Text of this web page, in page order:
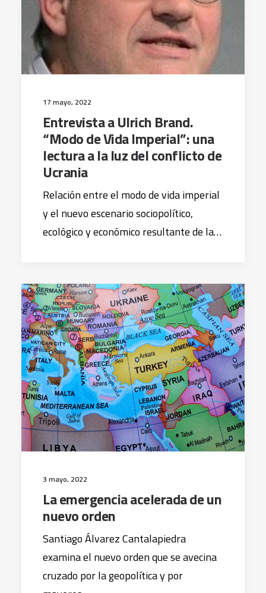
17 mayo, 2022
Entrevista a Ulrich Brand.
“Modo de Vida Imperial”: una
lectura a la luz del conflicto de
Ucrania
Relación entre el modo de vida imperial
y el nuevo escenario sociopolítico,
ecológico y económico resultante de la…
3 mayo, 2022
La emergencia acelerada de un
nuevo orden
Santiago Álvarez Cantalapiedra
examina el nuevo orden que se avecina
cruzado por la geopolítica y por